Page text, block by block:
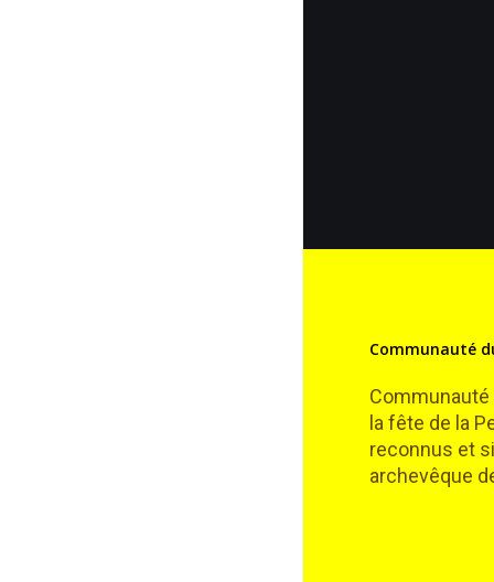
Communauté
Communauté
la fête de la
reconnus et
archevêque